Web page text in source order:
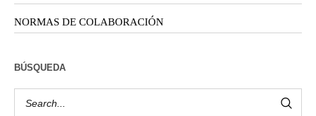
NORMAS DE COLABORACIÓN
BÚSQUEDA